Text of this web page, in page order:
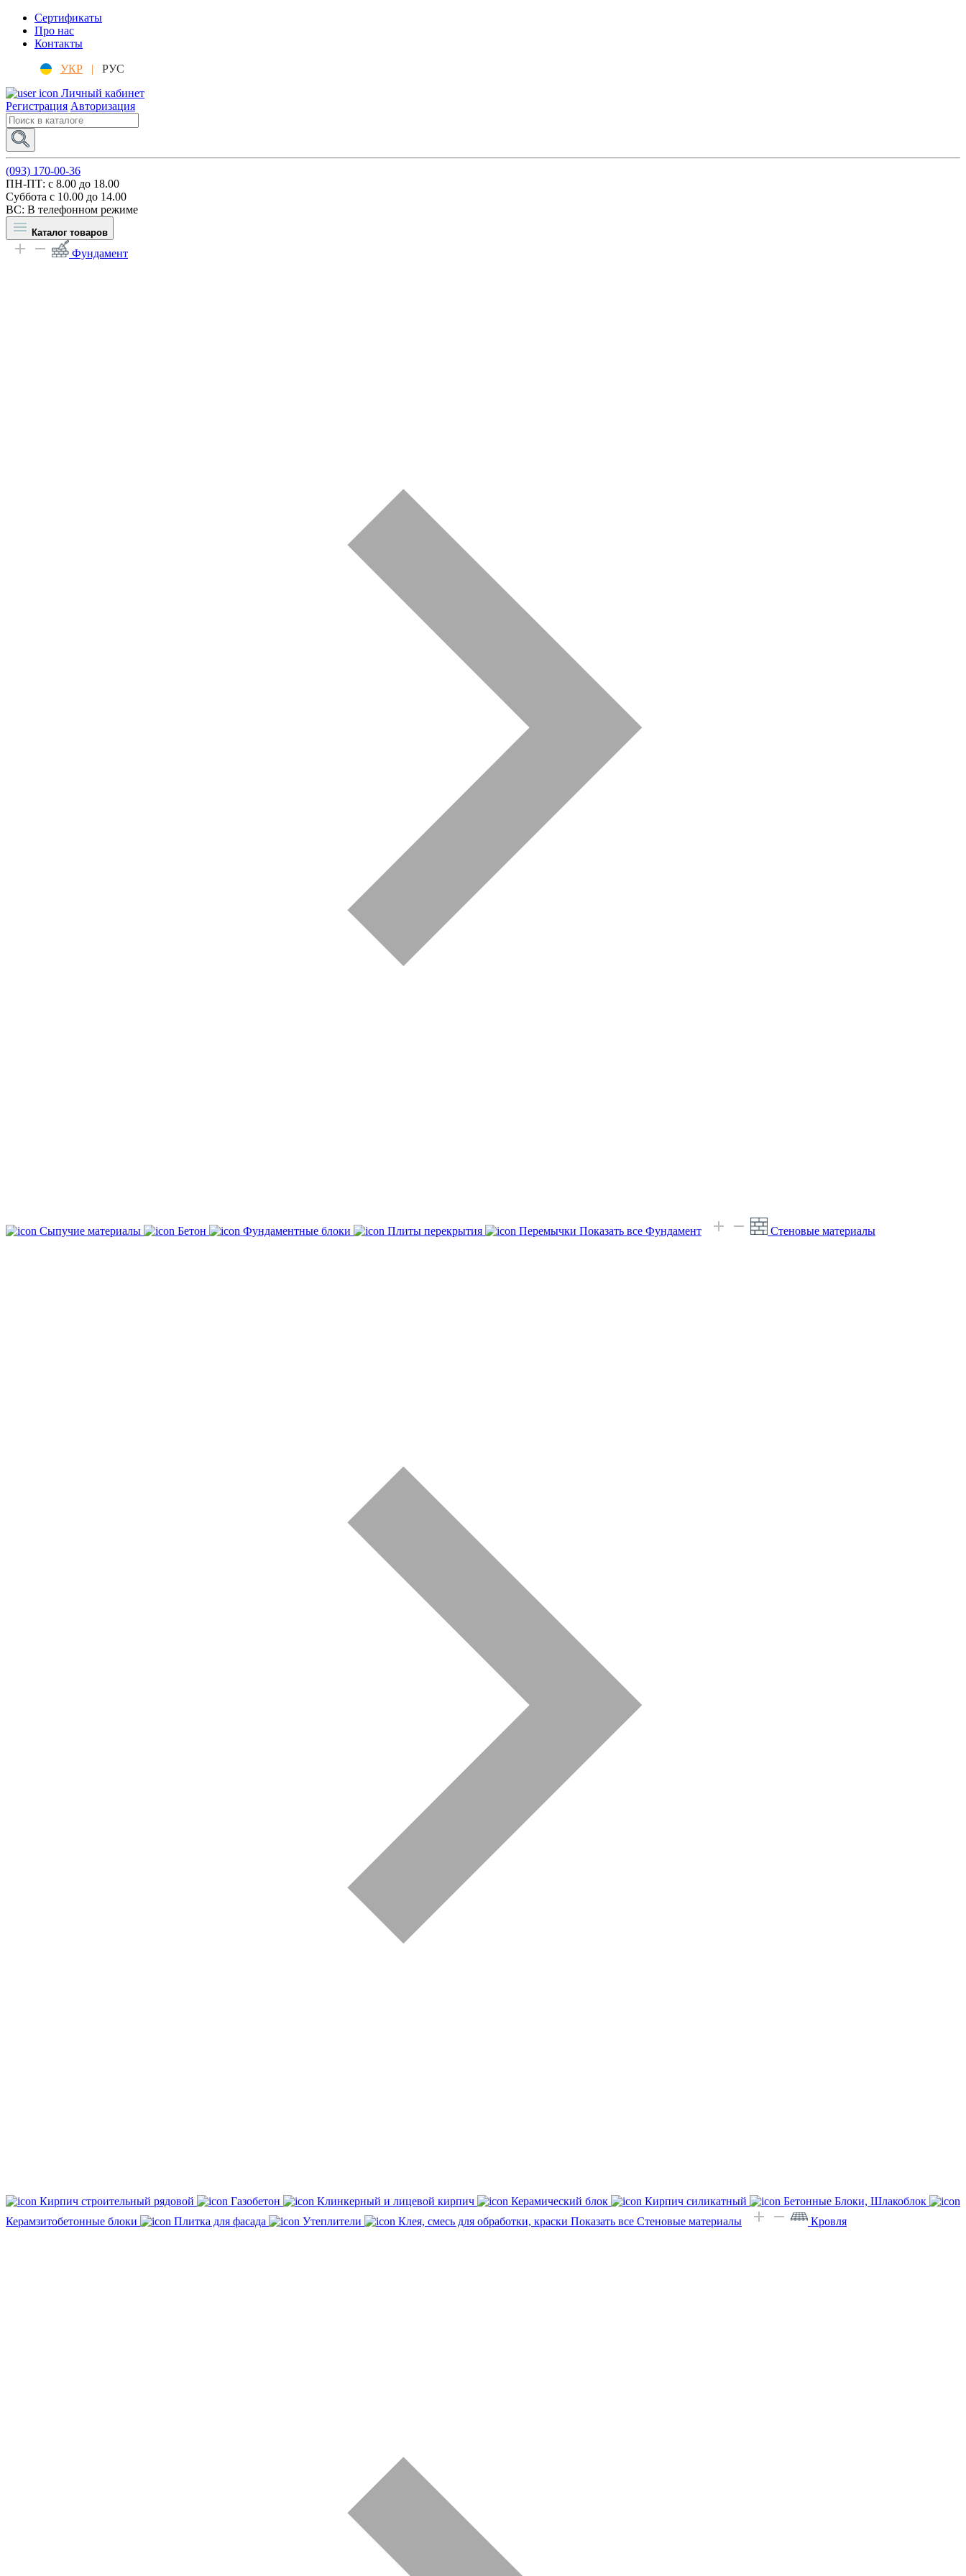
Сертификаты
Про нас
Контакты
УКР |
РУС
Личный кабинет
Регистрация Авторизация
(093) 170-00-36
ПН-ПТ: c 8.00 до 18.00
Суббота с 10.00 до 14.00
ВС: В телефонном режиме
Каталог товаров
Фундамент
Сыпучие материалы Бетон Фундаментные блоки Плиты перекрытия Перемычки Показать все Фундамент Стеновые материалы
Кирпич строительный рядовой Газобетон Клинкерный и лицевой кирпич Керамический блок Кирпич силикатный
Бетонные Блоки, Шлакоблок
Керамзитобетонные блоки
Плитка для фасада Утеплители Клея, смесь для обработки, краски Показать все Стеновые материалы Кровля